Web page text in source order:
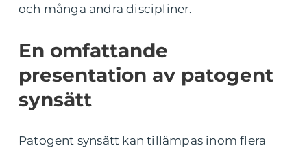
och många andra discipliner.
En omfattande
presentation av patogent
synsätt
Patogent synsätt kan tillämpas inom flera